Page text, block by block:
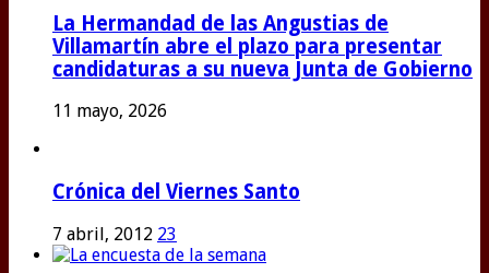
La Hermandad de las Angustias de
Villamartín abre el plazo para presentar
candidaturas a su nueva Junta de Gobierno
11 mayo, 2026
Crónica del Viernes Santo
7 abril, 2012 23